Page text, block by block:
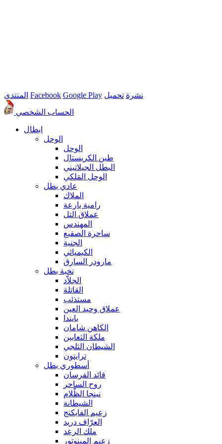
المنتدى Facebook Google Play نشرة تحميل
الحساب الشخصي
ابطال
الوحل
الوحل
طين الكريستال
البطل الجيلاتيني
الوحل المَلكي
عادي بطل
الملاك
رامية بارعة
عملاق التل
المهندس
ساحرة الصقيع
الجنية
الكيميائي
مارودر السارق
نخبة بطل
الجلاّد
القاتلة
مستذئب
عملاق وحيد العين
بايندا
الكاهن شامان
ملكة الثعابين
الشيطان الثلجي
ترايتون
أسطوري بطل
قائد الفرسان
روح الساحر
نينجا الظّلام
الشيطانة
زعيم الفايكنج
العرّاف دريد
ملك الرعد
زعيم المينوتور